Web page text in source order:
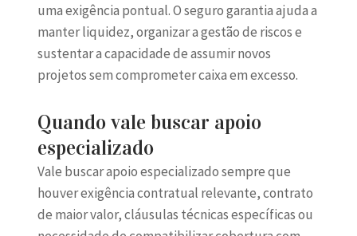
uma exigência pontual. O seguro garantia ajuda a
manter liquidez, organizar a gestão de riscos e
sustentar a capacidade de assumir novos
projetos sem comprometer caixa em excesso.
Quando vale buscar apoio
especializado
Vale buscar apoio especializado sempre que
houver exigência contratual relevante, contrato
de maior valor, cláusulas técnicas específicas ou